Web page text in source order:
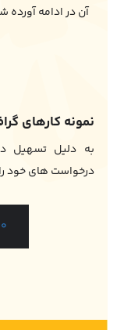
آن در ادامه
نمونه کارهای
به دلیل تسهیل
درخواست های خود